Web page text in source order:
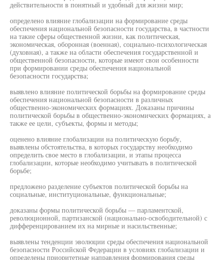
действительности в понятный и удобный для жизни мир;
определено влияние глобализации на формирование среды
обеспечения национальной безопасности государства, в частности
на такие сферы общественной жизни, как политическая,
экономическая, оборонная (военная), социально-психологическая
(духовная), а также на области обеспечения государственной и
общественной безопасности, которые имеют свои особенности
при формировании среды обеспечения национальной
безопасности государства;
выявлено влияние политической борьбы на формирование среды
обеспечения национальной безопасности в различных
общественно-экономических формациях. Доказаны причины
политической борьбы в общественно-экономических формациях, а
также ее цели, субъекты, формы и методы;
оценено влияние глобализации на политическую борьбу,
выявлены обстоятельства, в которых государству необходимо
определить свое место в глобализации, и этапы процесса
глобализации, которые необходимо учитывать в политической
борьбе;
предложено разделение субъектов политической борьбы на
социальные, институциональные, функциональные;
доказаны формы политической борьбы — парламентской,
революционной, партизанской (национально-освободительной) с
дифференцированием их на мирные и насильственные;
выявлены тенденции эволюции среды обеспечения национальной
безопасности Российской Федерации в условиях глобализации и
определены приоритетные направления формирования среды